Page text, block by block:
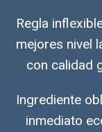
Regla
mejores nivel
con calidad
Ingrediente
inmediato